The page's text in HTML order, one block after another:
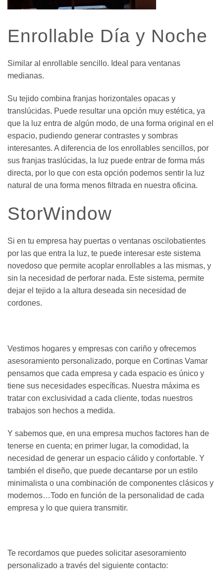
Enrollable Día y Noche
Similar al enrollable sencillo. Ideal para ventanas
medianas.
Su tejido combina franjas horizontales opacas y
translúcidas. Puede resultar una opción muy estética, ya
que la luz entra de algún modo, de una forma original en el
espacio, pudiendo generar contrastes y sombras
interesantes. A diferencia de los enrollables sencillos, por
sus franjas traslúcidas, la luz puede entrar de forma más
directa, por lo que con esta opción podemos sentir la luz
natural de una forma menos filtrada en nuestra oficina.
StorWindow
Si en tu empresa hay puertas o ventanas oscilobatientes
por las que entra la luz, te puede interesar este sistema
novedoso que permite acoplar enrollables a las mismas, y
sin la necesidad de perforar nada. Este sistema, permite
dejar el tejido a la altura deseada sin necesidad de
cordones.
Vestimos hogares y empresas con cariño y ofrecemos
asesoramiento personalizado, porque en Cortinas Vamar
pensamos que cada empresa y cada espacio es único y
tiene sus necesidades específicas. Nuestra máxima es
tratar con exclusividad a cada cliente, todas nuestros
trabajos son hechos a medida.
Y sabemos que, en una empresa muchos factores han de
tenerse en cuenta; en primer lugar, la comodidad, la
necesidad de generar un espacio cálido y confortable. Y
también el diseño, que puede decantarse por un estilo
minimalista o una combinación de componentes clásicos y
modernos…Todo en función de la personalidad de cada
empresa y lo que quiera transmitir.
Te recordamos que puedes solicitar asesoramiento
personalizado a través del siguiente contacto: